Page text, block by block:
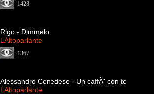
1428
Rigo - Dimmelo
LAltoparlante
1367
Alessandro Cenedese - Un caffÃ¨ con te
LAltoparlante